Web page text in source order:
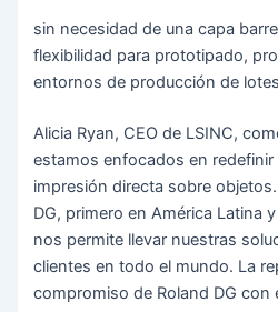
sin necesidad de una capa
flexibilidad para prototipado,
entornos de producción de
Alicia Ryan, CEO de LSINC,
estamos enfocados en redefinir
impresión directa sobre
DG, primero en América Latina
nos permite llevar nuestras
clientes en todo el mundo. La
compromiso de Roland DG con